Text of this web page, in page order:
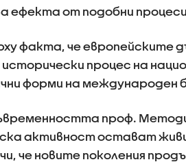
ефекта от подобни
факта, че европейските
процес на
форми на международен
проф.
активност остават
че новите поколения